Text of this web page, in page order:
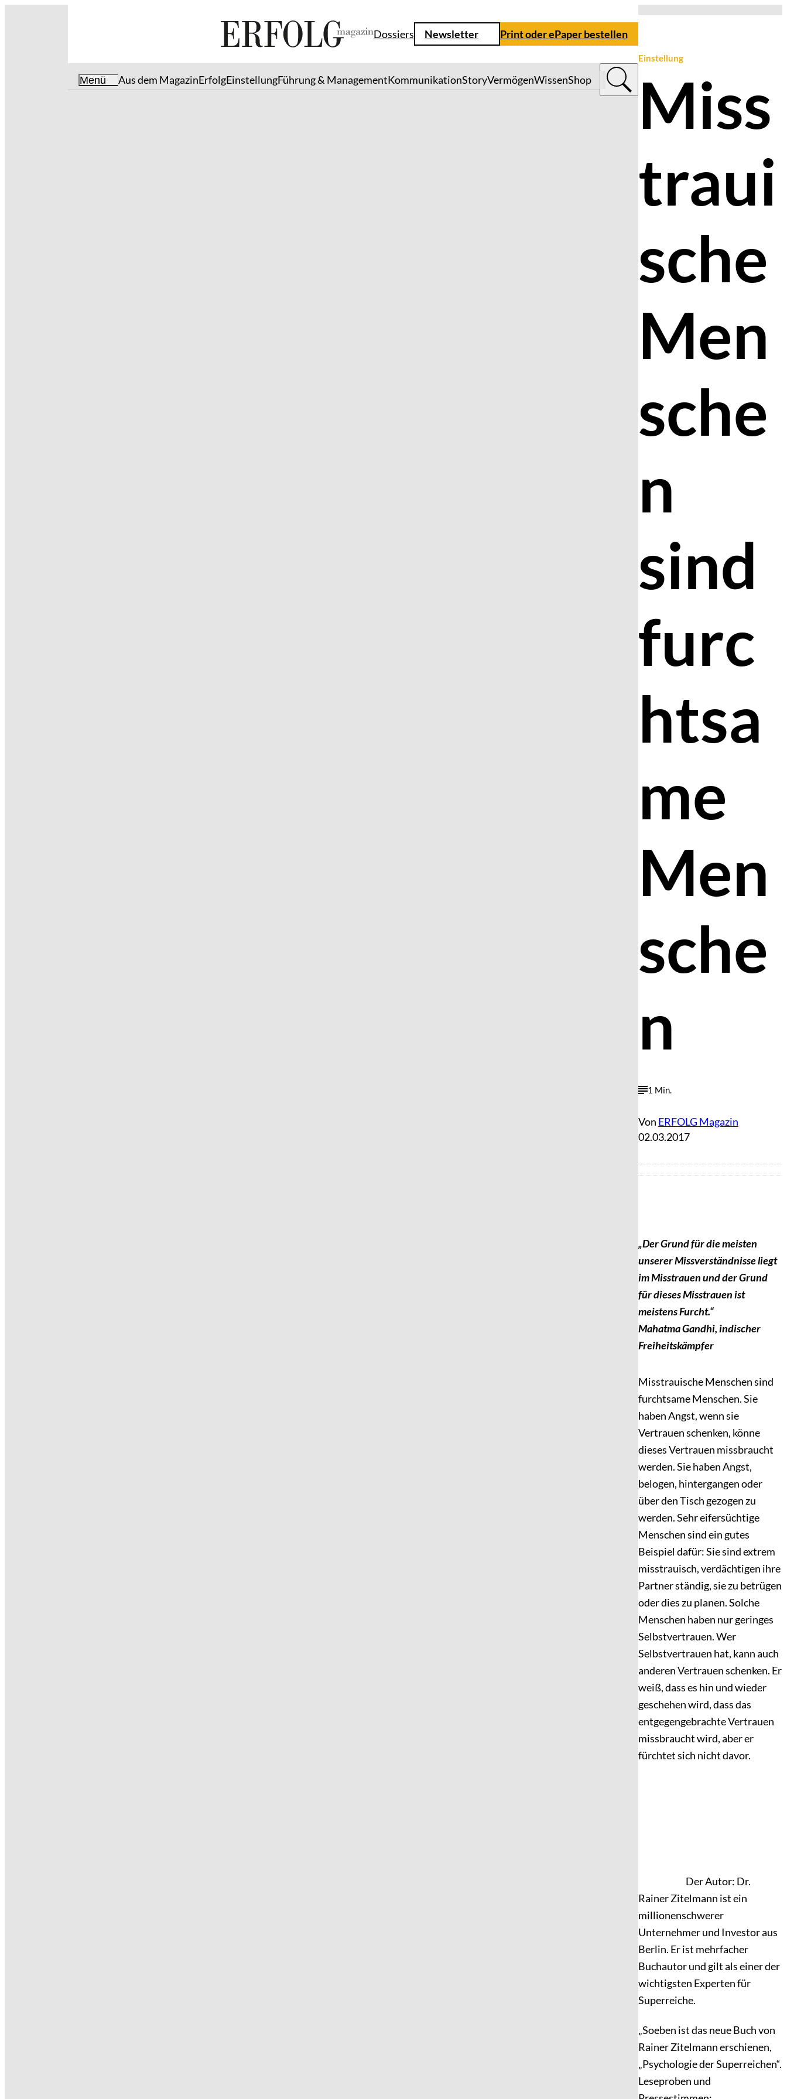
Dossiers Newsletter Print oder ePaper bestellen
Menü Aus dem MagazinErfolgEinstellungFührung & ManagementKommunikationStoryVermögenWissenShop
Einstellung
Miss
traui
sche
Men
sche
n
sind
furc
htsa
me
Men
sche
n
1 Min.
Von ERFOLG Magazin
02.03.2017
„Der Grund für die meisten
unserer Missverständnisse liegt
im Misstrauen und der Grund
für dieses Misstrauen ist
meistens Furcht.“
Mahatma Gandhi, indischer
Freiheitskämpfer
Misstrauische Menschen sind
furchtsame Menschen. Sie
haben Angst, wenn sie
Vertrauen schenken, könne
dieses Vertrauen missbraucht
werden. Sie haben Angst,
belogen, hintergangen oder
über den Tisch gezogen zu
werden. Sehr eifersüchtige
Menschen sind ein gutes
Beispiel dafür: Sie sind extrem
misstrauisch, verdächtigen ihre
Partner ständig, sie zu betrügen
oder dies zu planen. Solche
Menschen haben nur geringes
Selbstvertrauen. Wer
Selbstvertrauen hat, kann auch
anderen Vertrauen schenken. Er
weiß, dass es hin und wieder
geschehen wird, dass das
entgegengebrachte Vertrauen
missbraucht wird, aber er
fürchtet sich nicht davor.
Der Autor: Dr.
Rainer Zitelmann ist ein
millionenschwerer
Unternehmer und Investor aus
Berlin. Er ist mehrfacher
Buchautor und gilt als einer der
wichtigsten Experten für
Superreiche.
„Soeben ist das neue Buch von
Rainer Zitelmann erschienen,
„Psychologie der Superreichen“.
Leseproben und